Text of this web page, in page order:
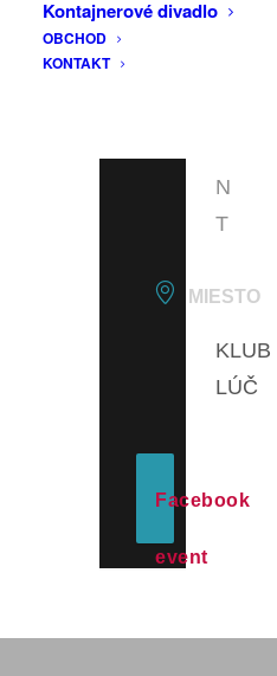
Kontajnerové divadlo
OBCHOD
KONTAKT
N
T
MIESTO
KLUB
LÚČ
Facebook
event